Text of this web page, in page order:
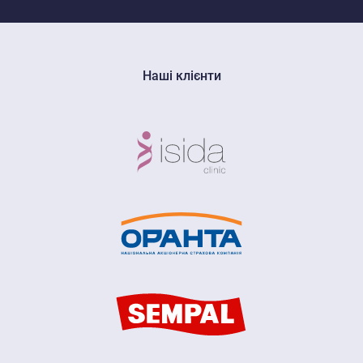
Наші клієнти